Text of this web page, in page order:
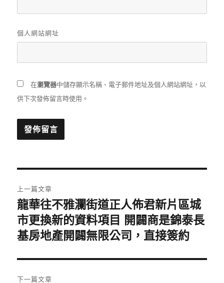
個人網站網址
在瀏覽器中儲存顯示名稱、電子郵件地址及個人網站網址，以
供下次發佈留言時使用。
章
導
覽
上一篇文章
上
一
篇
章:
龍華往不雅瀾街道正人佈君新片區城
市更換新的資料項目 開闢商是錦泰長
基房地產開闢無限公司，直接簽約
下一篇文章